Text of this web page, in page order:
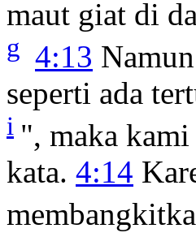
maut giat di
g 4:13
seperti ada
i ", maka
kata. 4:14